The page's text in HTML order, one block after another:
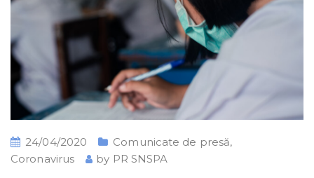
24/04/2020 Comunicate de presă,
Coronavirus
by PR SNSPA